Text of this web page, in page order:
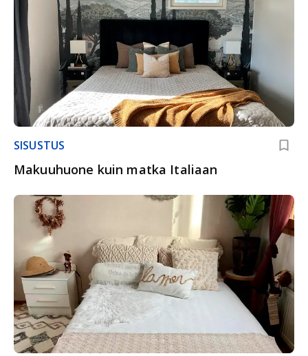
SISUSTUS
Makuuhuone kuin matka Italiaan